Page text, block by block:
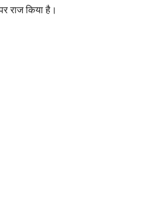
राज किया है।